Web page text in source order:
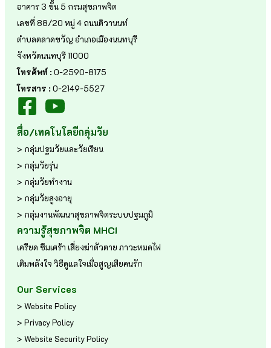
อาคาร 3 ชั้น 5 กรมสุขภาพจิต
เลขที่ 88/20 หมู่ 4 ถนนติวานนท์
ตำบลตลาดขวัญ อำเภอเมืองนนทบุรี
จังหวัดนนทบุรี 11000
โทรศัพท์ : 0-2590-8175
โทรสาร : 0-2149-5527
สื่อ/เทคโนโลยีกลุ่มวัย
> กลุ่มปฐมวัยและวัยเรียน
> กลุ่มวัยรุ่น
> กลุ่มวัยทำงาน
> กลุ่มวัยสูงอายุ
> กลุ่มงานพัฒนาสุขภาพจิตระบบปฐมภูมิ
ความรู้สุขภาพจิต MHCI
เครียด ซึมเศร้า เสี่ยงฆ่าตัวตาย ภาวะหมดไฟ
เติมพลังใจ วิธีดูแลใจเมื่อสูญเสียคนรัก
Our Services
> Website Policy
> Privacy Policy
> Website Security Policy